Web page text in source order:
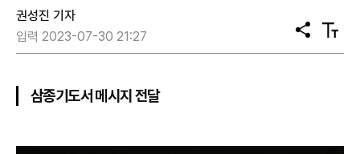
권성진 기자
입력 2023-07-30 21:27
공
유
텍
스
삼종기도서 메시지 전달